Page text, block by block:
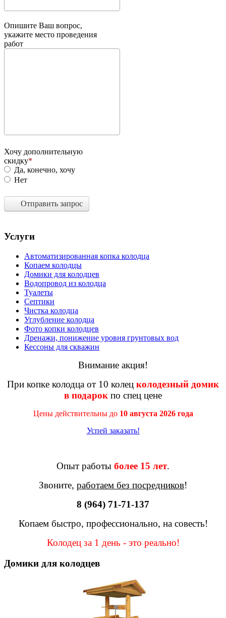
Опишите Ваш вопрос,
укажите место проведения
работ
Хочу дополнительную
скидку
Да, конечно, хочу
Нет
Отправить запрос
Услуги
Автоматизированная копка колодца
Копаем колодцы
Домики для колодцев
Водопровод из колодца
Туалеты
Септики
Чистка колодца
Углубление колодца
Фото копки колодцев
Дренажи, понижение уровня грунтовых вод
Кессоны для скважин
Внимание акция!
При копке колодца от 10 колец колодезный домик
в подарок по спец цене
Цены действительны до 10 августа 2026 года
Успей заказать!
Опыт работы более 15 лет.
Звоните, работаем без посредников!
8 (964) 71-71-137
Копаем быстро, профессионально, на совесть!
Колодец за 1 день - это реально!
Домики для колодцев